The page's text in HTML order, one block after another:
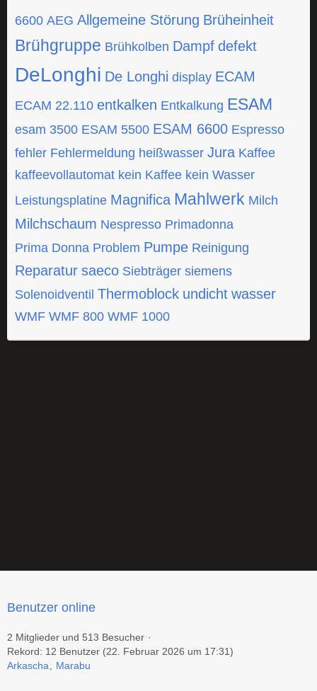
6600 AEG Allgemeine Störung Brüheinheit
Brühgruppe Brühkolben Dampf defekt
DeLonghi De Longhi display ECAM
ECAM 22.110 entkalken Entkalkung ESAM
esam 3500 ESAM 5500 ESAM 6600 Espresso
fehler Fehlermeldung heißwasser Jura Kaffee
kaffeevollautomat kein Kaffee kein Wasser
Leistungsplatine Magnifica Mahlwerk Milch
Milchschaum Nespresso Primadonna
Prima Donna Problem Pumpe Reinigung
Reparatur saeco Siebträger siemens
Solenoidventil Thermoblock undicht wasser
WMF WMF 800 WMF 1000
Benutzer online
2 Mitglieder und 513 Besucher
Rekord: 12 Benutzer (22. Februar 2026 um 17:31)
Arkascha
Marabu